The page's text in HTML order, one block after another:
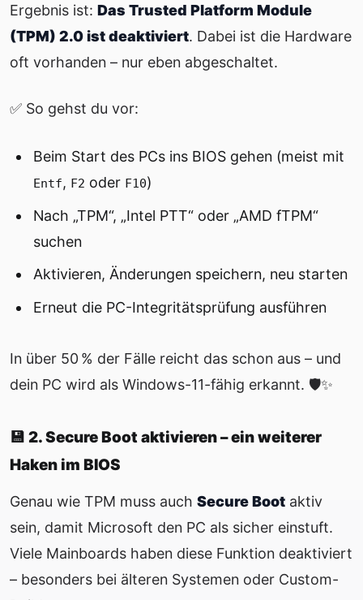
Ergebnis ist: Das Trusted Platform Module
(TPM) 2.0 ist deaktiviert. Dabei ist die Hardware
oft vorhanden – nur eben abgeschaltet.
✅ So gehst du vor:
Beim Start des PCs ins BIOS gehen (meist mit
Entf, F2 oder F10)
Nach „TPM“, „Intel PTT“ oder „AMD fTPM“
suchen
Aktivieren, Änderungen speichern, neu starten
Erneut die PC-Integritätsprüfung ausführen
In über 50 % der Fälle reicht das schon aus – und
dein PC wird als Windows-11-fähig erkannt. 🛡️✨
💾 2. Secure Boot aktivieren – ein weiterer
Haken im BIOS
Genau wie TPM muss auch Secure Boot aktiv
sein, damit Microsoft den PC als sicher einstuft.
Viele Mainboards haben diese Funktion deaktiviert
– besonders bei älteren Systemen oder Custom-